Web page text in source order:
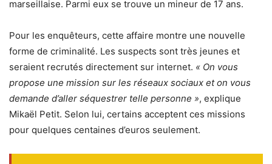
marseillaise. Parmi eux se trouve un mineur de 17 ans.
Pour les enquêteurs, cette affaire montre une nouvelle
forme de criminalité. Les suspects sont très jeunes et
seraient recrutés directement sur internet. « On vous
propose une mission sur les réseaux sociaux et on vous
demande d’aller séquestrer telle personne », explique
Mikaël Petit. Selon lui, certains acceptent ces missions
pour quelques centaines d’euros seulement.